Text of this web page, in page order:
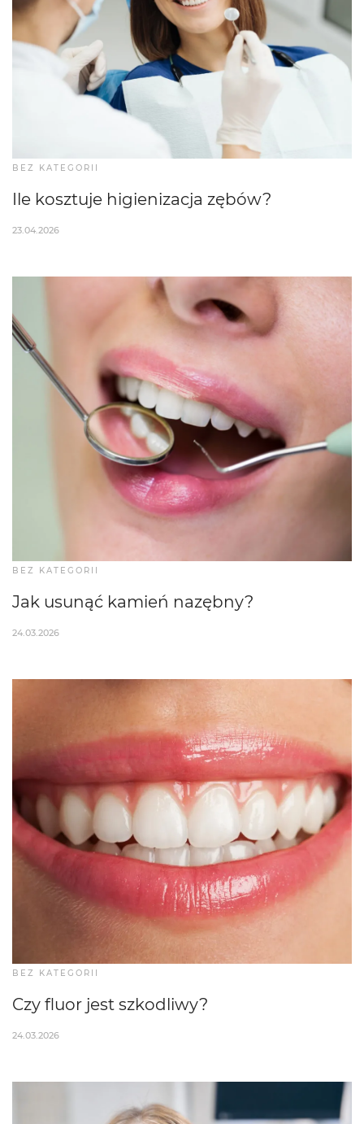
BEZ KATEGORII
Ile kosztuje higienizacja zębów?
23.04.2026
BEZ KATEGORII
Jak usunąć kamień nazębny?
24.03.2026
BEZ KATEGORII
Czy fluor jest szkodliwy?
24.03.2026